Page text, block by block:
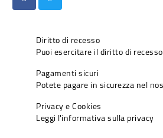
Diritto di recesso
Puoi esercitare il diritto di recesso
Pagamenti sicuri
Potete pagare in sicurezza nel
Privacy e Cookies
Leggi l'informativa sulla privacy